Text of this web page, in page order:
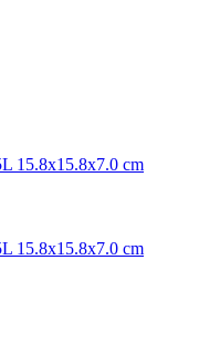
15.8x15.8x7.0 cm
15.8x15.8x7.0 cm